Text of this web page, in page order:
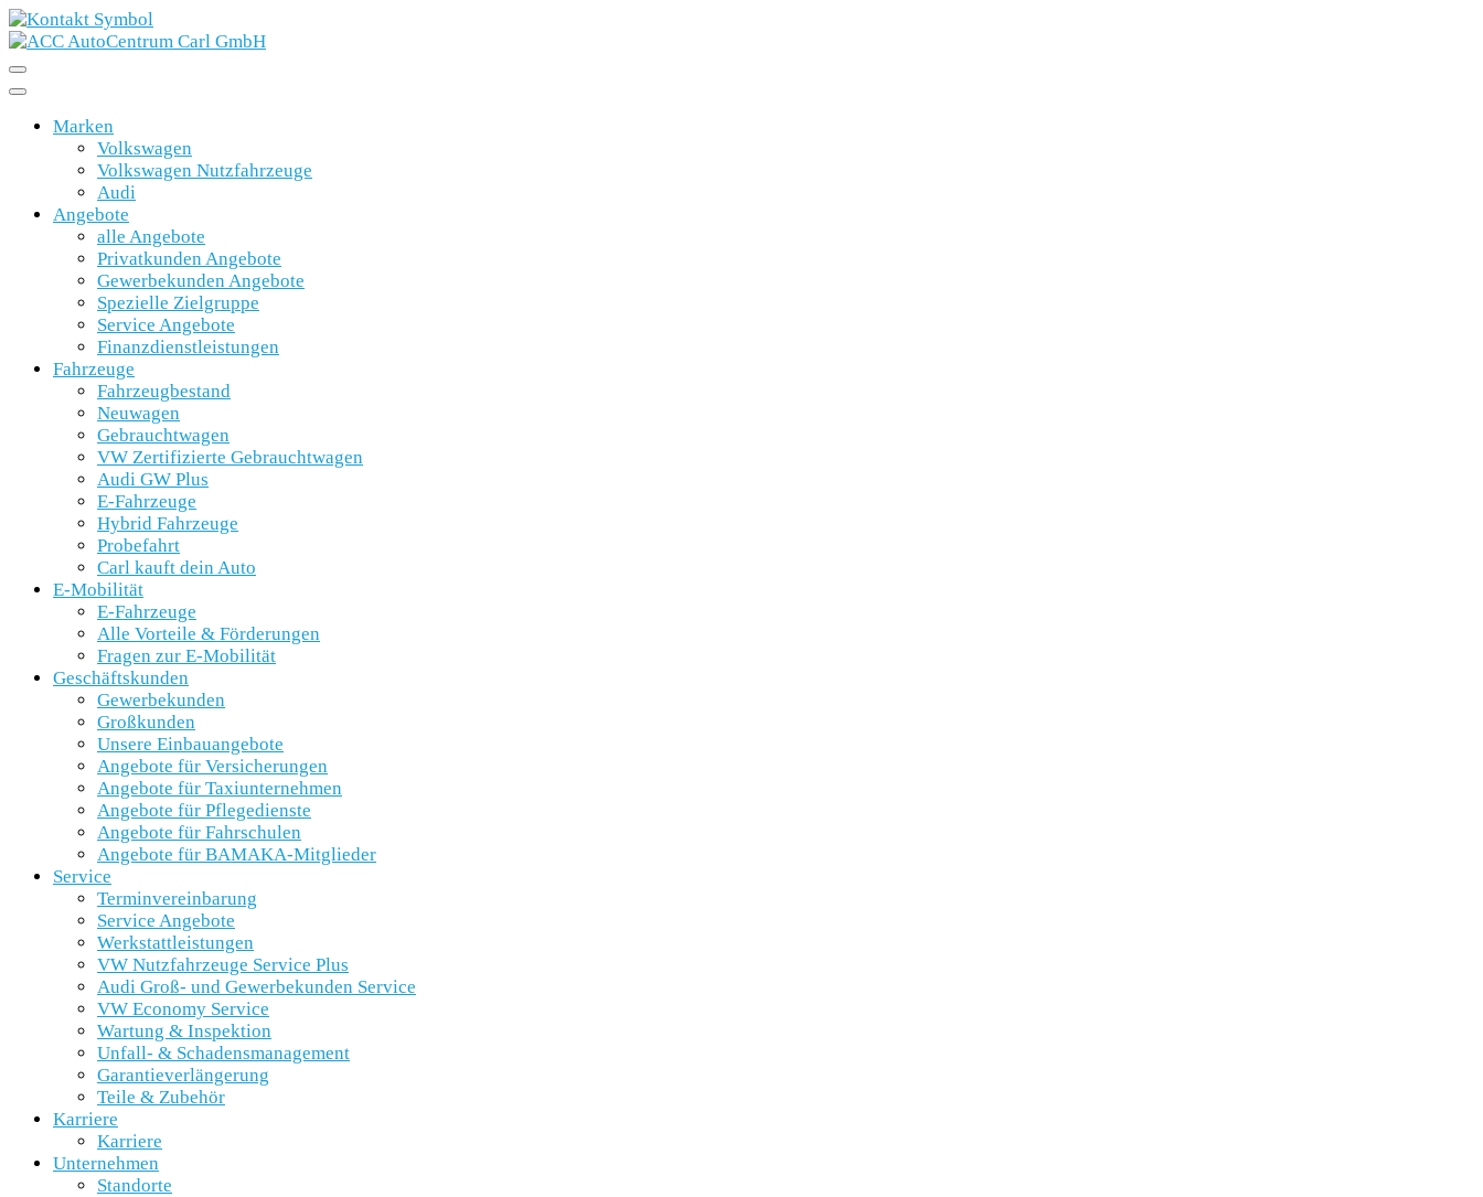
Marken
Volkswagen
Volkswagen Nutzfahrzeuge
Audi
Angebote
alle Angebote
Privatkunden Angebote
Gewerbekunden Angebote
Spezielle Zielgruppe
Service Angebote
Finanzdienstleistungen
Fahrzeuge
Fahrzeugbestand
Neuwagen
Gebrauchtwagen
VW Zertifizierte Gebrauchtwagen
Audi GW Plus
E-Fahrzeuge
Hybrid Fahrzeuge
Probefahrt
Carl kauft dein Auto
E-Mobilität
E-Fahrzeuge
Alle Vorteile & Förderungen
Fragen zur E-Mobilität
Geschäftskunden
Gewerbekunden
Großkunden
Unsere Einbauangebote
Angebote für Versicherungen
Angebote für Taxiunternehmen
Angebote für Pflegedienste
Angebote für Fahrschulen
Angebote für BAMAKA-Mitglieder
Service
Terminvereinbarung
Service Angebote
Werkstattleistungen
VW Nutzfahrzeuge Service Plus
Audi Groß- und Gewerbekunden Service
VW Economy Service
Wartung & Inspektion
Unfall- & Schadensmanagement
Garantieverlängerung
Teile & Zubehör
Karriere
Karriere
Unternehmen
Standorte